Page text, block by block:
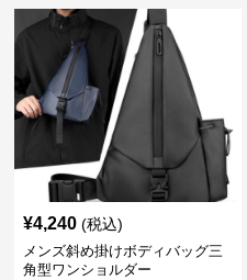
¥4,240 (税込)
メンズ斜め掛けボディバッグ三
角型ワンショルダー